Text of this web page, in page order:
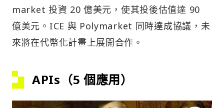
market 投資 20 億美元，使其投後估值達 90
億美元。ICE 與 Polymarket 同時達成協議，未
來將在代幣化計畫上展開合作。
APIs（5 個應用）